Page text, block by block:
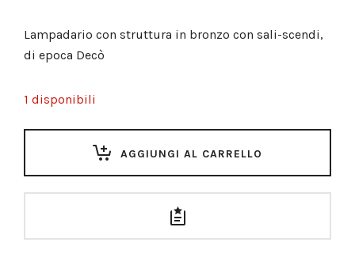
Lampadario con struttura in bronzo con sali-scendi,
di epoca Decò
1 disponibili
AGGIUNGI AL CARRELLO